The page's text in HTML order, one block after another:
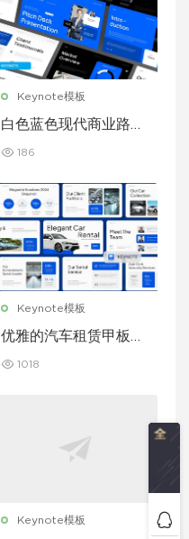
Keynote模板
白色蓝色现代商业路演
板
186
Keynote模板
优雅的汽车租赁甲板主
1018
Keynote模板